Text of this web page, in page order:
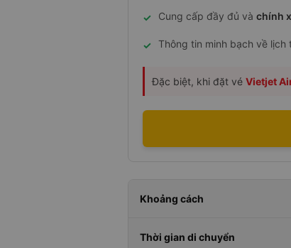
✓ Cung cấp đầy đủ và chính
✓ Thông tin minh bạch về lịch
Đặc biệt, khi đặt vé Vietjet
Khoảng cách
Thời gian di chuyển